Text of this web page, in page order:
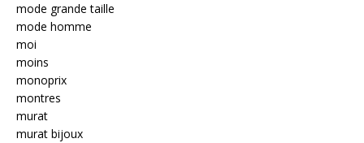
mode grande taille
mode homme
moi
moins
monoprix
montres
murat
murat bijoux